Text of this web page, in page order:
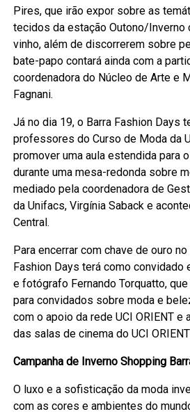
Pires, que irão expor sobre as
tecidos da estação Outono/Inverno
vinho, além de discorrerem sobre
bate-papo contará ainda com a
coordenadora do Núcleo de Arte e
Fagnani.
Já no dia 19, o Barra Fashion Days
professores do Curso de Moda da
promover uma aula estendida para
durante uma mesa-redonda sobre
mediado pela coordenadora de
da Unifacs, Virgínia Saback e
Central.
Para encerrar com chave de ouro
Fashion Days terá como convidado
e fotógrafo Fernando Torquatto,
para convidados sobre moda e
com o apoio da rede UCI ORIENT e
das salas de cinema do UCI
Campanha de Inverno Shopping
O luxo e a sofisticação da moda
com as cores e ambientes do